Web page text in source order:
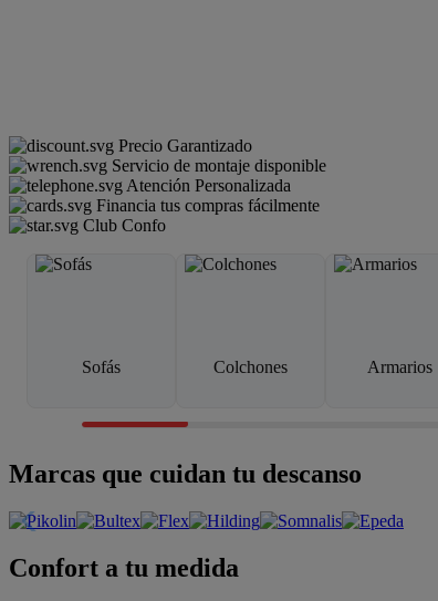
Precio Garantizado
Servicio de montaje disponible
Atención Personalizada
Financia tus compras fácilmente
Club Confo
Sofás Colchones Armarios
Marcas que cuidan tu descanso
Confort a tu medida